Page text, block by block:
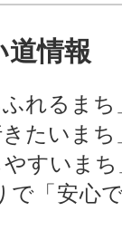
道情報
れるま
たいま
すいま
で「安心